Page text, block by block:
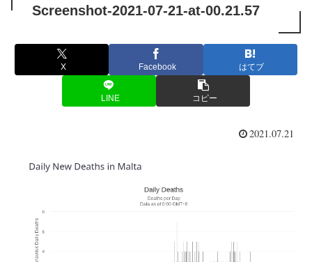
Screenshot-2021-07-21-at-00.21.57
X Facebook はてブ
LINE コピー
2021.07.21